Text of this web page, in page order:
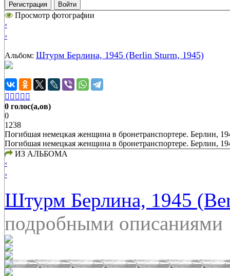
Регистрация Войти
Просмотр фотографии
‹
›
Альбом: Штурм Берлина, 1945 (Berlin Sturm, 1945)
    
0 голос(а,ов)
0
1238
Погибшая немецкая женщина в бронетранспортере. Берлин,
Погибшая немецкая женщина в бронетранспортере. Берлин,
ИЗ АЛЬБОМА
‹
›
Штурм Берлина, 1945
подробными описаниями